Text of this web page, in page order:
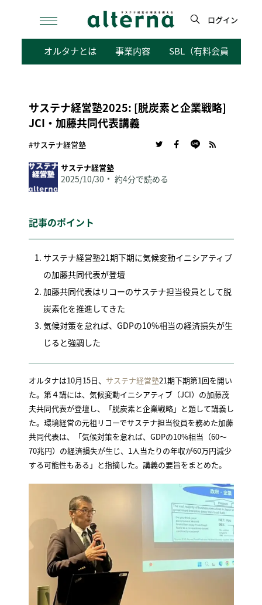
検
ログイン
オルタナとは 事業内容 SBL（有料会員向けサ
サステナ経営塾2025: [脱炭素と企業戦略]
JCI・加藤共同代表講義
#サステナ経営塾
サステナ経営塾
2025/10/30 約4分で読める
記事のポイント
サステナ経営塾21期下期に気候変動イニシアティブ
の加藤共同代表が登壇
加藤共同代表はリコーのサステナ担当役員として脱
炭素化を推進してきた
気候対策を怠れば、GDPの10%相当の経済損失が生
じると強調した
オルタナは10月15日、 サステナ経営塾21期下期第1回を開い
た。第４講には、気候変動イニシアティブ（JCI）の加藤茂
夫共同代表が登壇し、「脱炭素と企業戦略」と題して講義し
た。環境経営の元祖リコーでサステナ担当役員を務めた加藤
共同代表は、「気候対策を怠れば、GDPの10%相当（60〜
70兆円）の経済損失が生じ、1人当たりの年収が60万円減少
する可能性もある」と指摘した。講義の要旨をまとめた。